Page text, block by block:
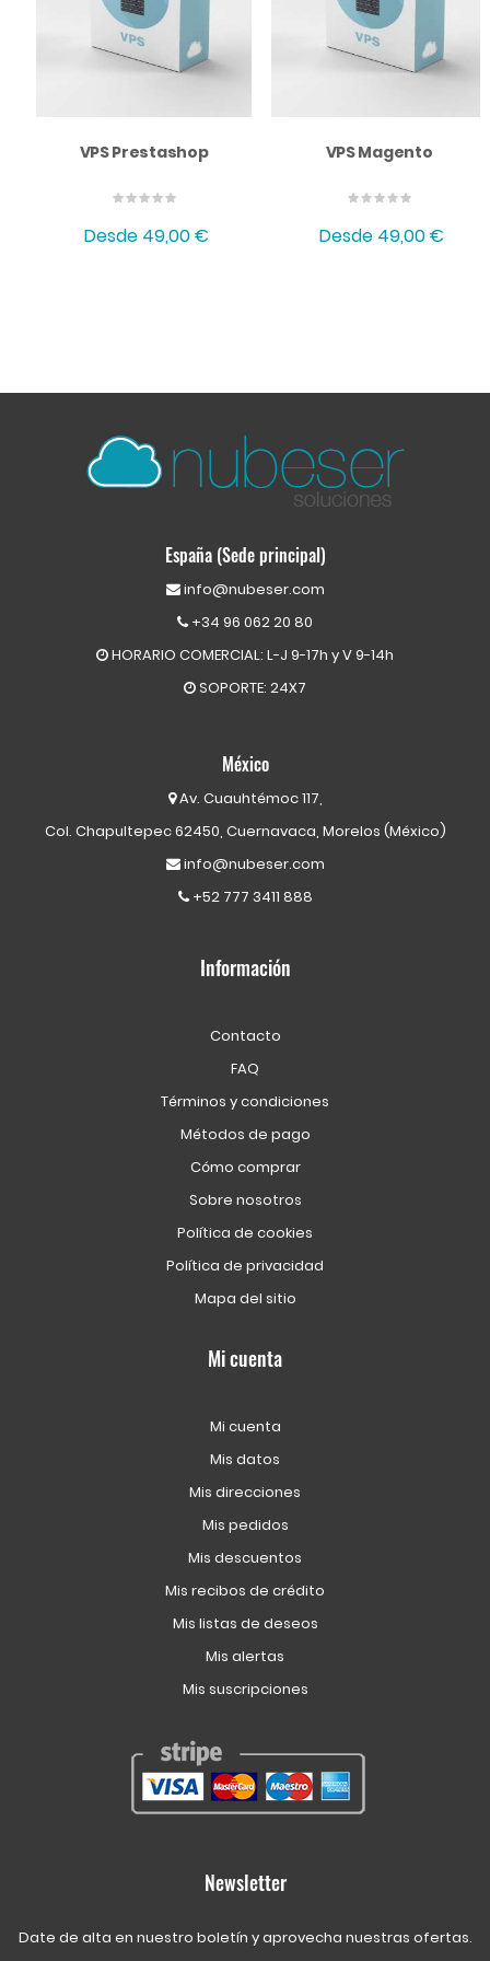
VPS Prestashop
Desde 49,00 €
VPS Magento
Desde 49,00 €
España (Sede principal)
info@nubeser.com
+34 96 062 20 80
HORARIO COMERCIAL: L-J 9-17h y V 9-14h
SOPORTE: 24X7
México
Av. Cuauhtémoc 117,
Col. Chapultepec 62450, Cuernavaca, Morelos (México)
info@nubeser.com
+52 777 3411 888
Información
Contacto
FAQ
Términos y condiciones
Métodos de pago
Cómo comprar
Sobre nosotros
Política de cookies
Política de privacidad
Mapa del sitio
Mi cuenta
Mi cuenta
Mis datos
Mis direcciones
Mis pedidos
Mis descuentos
Mis recibos de crédito
Mis listas de deseos
Mis alertas
Mis suscripciones
Newsletter
Date de alta en nuestro boletín y aprovecha nuestras ofertas.